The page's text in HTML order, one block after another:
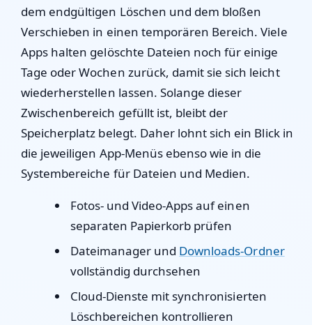
dem endgültigen Löschen und dem bloßen
Verschieben in einen temporären Bereich. Viele
Apps halten gelöschte Dateien noch für einige
Tage oder Wochen zurück, damit sie sich leicht
wiederherstellen lassen. Solange dieser
Zwischenbereich gefüllt ist, bleibt der
Speicherplatz belegt. Daher lohnt sich ein Blick in
die jeweiligen App-Menüs ebenso wie in die
Systembereiche für Dateien und Medien.
Fotos- und Video-Apps auf einen
separaten Papierkorb prüfen
Dateimanager und Downloads-Ordner
vollständig durchsehen
Cloud-Dienste mit synchronisierten
Löschbereichen kontrollieren